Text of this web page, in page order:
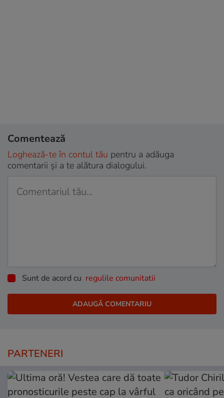
Comentează
Loghează-te în contul tău pentru a adăuga
comentarii și a te alătura dialogului.
Sunt de acord cu regulile comunitatii
PARTENERI